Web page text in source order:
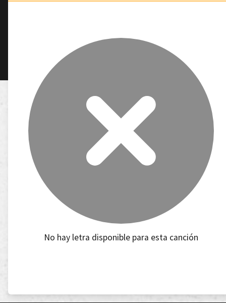
No hay letra disponible para esta canción